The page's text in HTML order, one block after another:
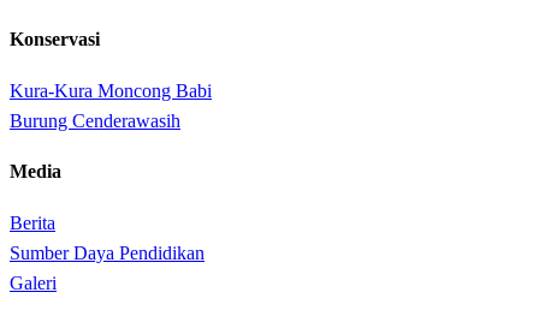
Konservasi
Kura-Kura Moncong Babi
Burung Cenderawasih
Media
Berita
Sumber Daya Pendidikan
Galeri